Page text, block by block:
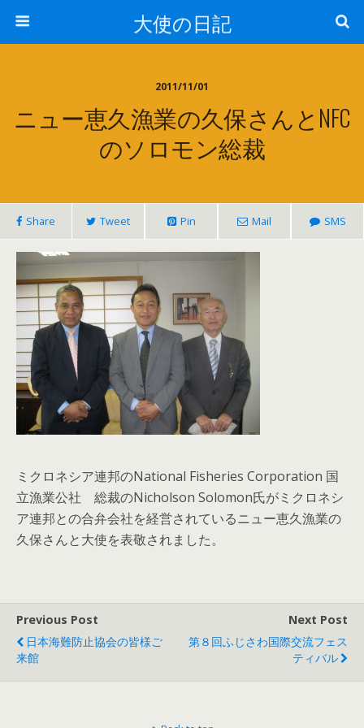
大使の日記
2011/11/01
ニュー恵久漁業の久保さんとNFC
のソロモン総裁
Share Tweet Pin Mail SMS
ミクロネシア連邦のNational Fisheries Corporation 国
立漁業公社 総裁のNicholson Solomon氏がミクロネシ
ア連邦との合弁会社を経営されているニュー恵久漁業の
久保さんと大使を表敬されました。
Previous Post
日本海難防止協会の皆様ご
来館
Next Post
第８回ふじさわ国際交流フェス
ティバル